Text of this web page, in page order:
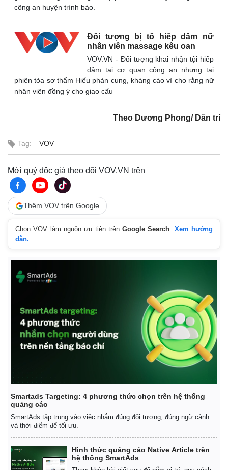
Cuộc sống đó đây
Hồ sơ
Ảnh
Infographic
công an huyện trình báo.
Đối tượng bị tố hiếp dâm nữ
nhân viên massage kêu oan
VOV.VN - Đối tượng khai nhận tội hiếp
dâm tại cơ quan công an nhưng tại
phiên tòa sơ thẩm Hiếu phản cung, kháng cáo vì cho rằng nữ
nhân viên đồng ý cho giao cấu
Theo Dương Phong/ Dân trí
Tag: VOV
Mời quý độc giả theo dõi VOV.VN trên
Thêm VOV trên Google
Chọn VOV làm nguồn ưu tiên trênGoogle Search. Xem hướng
dẫn.
Smartads Targeting: 4 phương thức chọn trên hệ thống
quảng cáo
SmartAds tập trung vào việc nhắm đúng đối tượng, đúng ngữ cảnh
và thời điểm để tối ưu.
Hình thức quảng cáo Native Article trên
hệ thống SmartAds